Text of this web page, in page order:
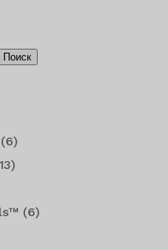
Поиск
(6)
(6)